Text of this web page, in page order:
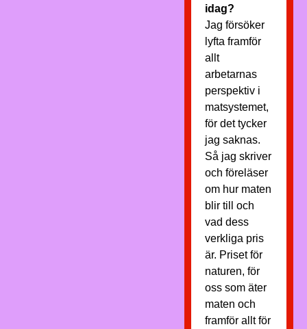
idag?
Jag försöker
lyfta framför
allt
arbetarnas
perspektiv i
matsystemet,
för det tycker
jag saknas.
Så jag skriver
och föreläser
om hur maten
blir till och
vad dess
verkliga pris
är. Priset för
naturen, för
oss som äter
maten och
framför allt för